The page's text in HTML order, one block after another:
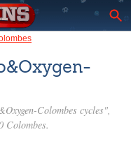
Colombes cycles",
Colombes.